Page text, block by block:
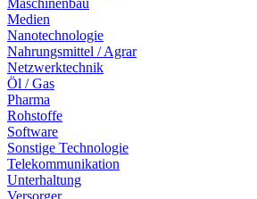
Maschinenbau
Medien
Nanotechnologie
Nahrungsmittel / Agrar
Netzwerktechnik
Öl / Gas
Pharma
Rohstoffe
Software
Sonstige Technologie
Telekommunikation
Unterhaltung
Versorger